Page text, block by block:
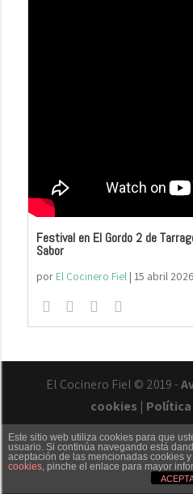
Festival en El Gordo 2 de
Sabor
por El Cocinero Fiel| 15 abril 2026
El Cocinero Fiel © 2019 -
cookies | Política
Txaber Allué Redes
Este sitio web utiliza cookies para que
usuario. Si continúa navegando está
aceptación de las mencionadas cookies
cookies, pinche el enlace para mayor